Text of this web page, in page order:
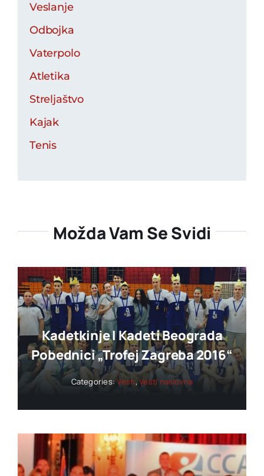
Veslanje
Odbojka
Vaterpolo
Atletika
Streljaštvo
Kajak
Tenis
Možda Vam Se Svidi
Kadetkinje I Kadeti Beograda
Pobednici „trofej Zagreba 2016“
Categories:Vesti,Vesti naslovna